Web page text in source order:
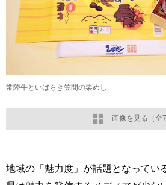
画像を見る（全7
常陸牛といばらき笠間の栗めし
地域の「魅力度」が話題となってい